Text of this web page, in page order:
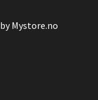
Mystore.no